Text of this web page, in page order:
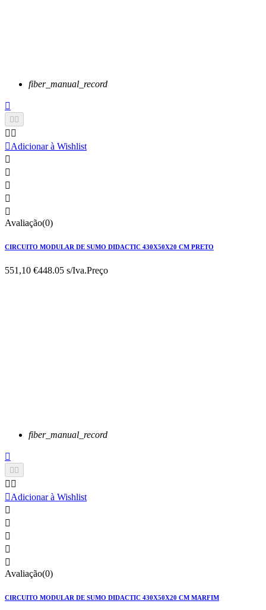
fiber_manual_record

 
 
Adicionar à Wishlist





Avaliação(0)
CIRCUITO MODULAR DE SUMO DIDACTIC 430X50X20 CM PRETO
551,10 €448.05 s/Iva.Preço
fiber_manual_record

 
 
Adicionar à Wishlist





Avaliação(0)
CIRCUITO MODULAR DE SUMO DIDACTIC 430X50X20 CM MARFIM